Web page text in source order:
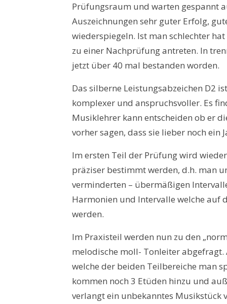
Prüfungsraum und warten gespannt
Auszeichnungen sehr guter Erfolg,
wiederspiegeln. Ist man schlechter
zu einer Nachprüfung antreten. In
jetzt über 40 mal bestanden worden.
Das silberne Leistungsabzeichen D2
komplexer und anspruchsvoller. Es
Musiklehrer kann entscheiden ob er
vorher sagen, dass sie lieber noch ein
Im ersten Teil der Prüfung wird
präziser bestimmt werden, d.h. man
verminderten – übermäßigen
Harmonien und Intervalle welche auf
werden.
Im Praxisteil werden nun zu den
melodische moll- Tonleiter
welche der beiden Teilbereiche man
kommen noch 3 Etüden hinzu und
verlangt ein unbekanntes Musikstück